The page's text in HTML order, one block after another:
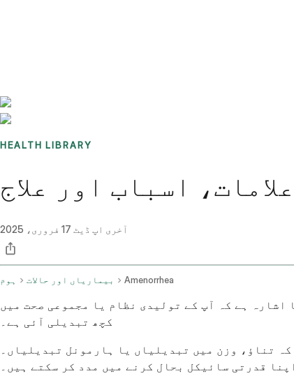
HEALTH LIBRARY
اسباب اور علاج
آخری اپ ڈیٹ 17 فروری، 2025
ہوم بیماریاں اور حالات Amenorrhea
اشارہ ہے کہ آپ کے تولیدی نظام یا مجموعی صحت میں
کچھ تبدیلی آئی ہے۔
تناؤ، وزن میں تبدیلیاں یا ہارمونل تبدیلیاں۔
قدرتی سائیکل بحال کرنے میں مدد کر سکتے ہیں۔